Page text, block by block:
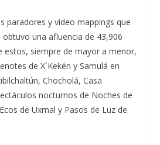
paradores y vídeo mappings que
una afluencia de 43,906
estos, siempre de mayor a menor,
de X´Kekén y Samulá en
Chocholá, Casa
nocturnos de Noches de
de Uxmal y Pasos de Luz de